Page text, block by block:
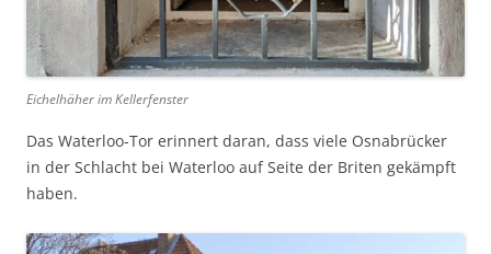
Eichelhäher im Kellerfenster
Das Waterloo-Tor erinnert daran, dass viele Osnabrücker
in der Schlacht bei Waterloo auf Seite der Briten gekämpft
haben.